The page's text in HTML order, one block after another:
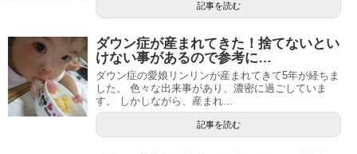
記事を読む
ダウン症が産まれてきた！捨てないとい
けない事があるので参考に…
ダウン症の愛娘リンリンが産まれてきて5年が経ちま
した。 色々な出来事があり、濃密に過ごしていま
す。 しかしながら、産まれ...
記事を読む